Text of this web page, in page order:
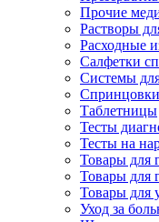
Прочие
Растворы
Расходные
Салфетки
Системы
Спринцовки
Таблетницы
Тесты
Тесты на
Товары для
Товары для
Товары для
Уход за